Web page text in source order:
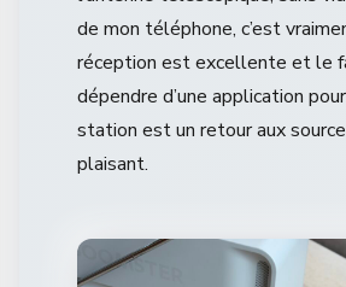
de mon téléphone, c’est
réception est excellente et le
dépendre d’une application
station est un retour aux
plaisant.